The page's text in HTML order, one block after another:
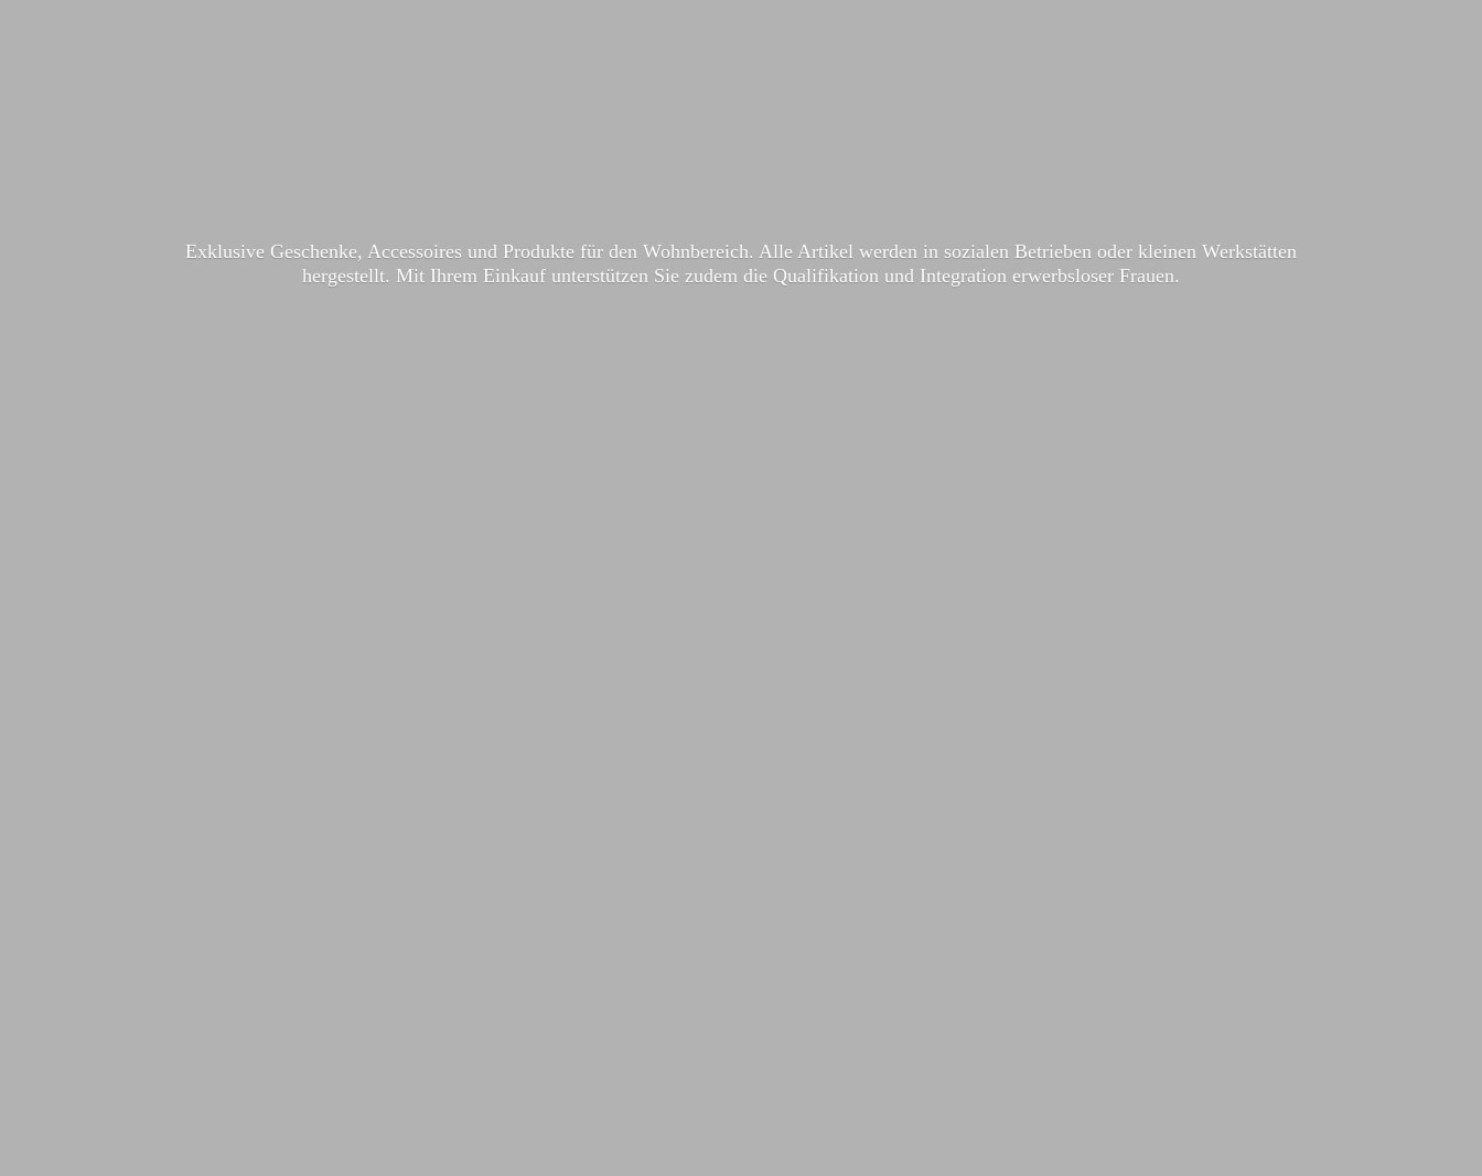
Exklusive Geschenke, Accessoires und Produkte für den Wohnbereich. Alle Artikel werden in sozialen Betrieben oder kleinen Werkstätten
hergestellt. Mit Ihrem Einkauf unterstützen Sie zudem die Qualifikation und Integration erwerbsloser Frauen.